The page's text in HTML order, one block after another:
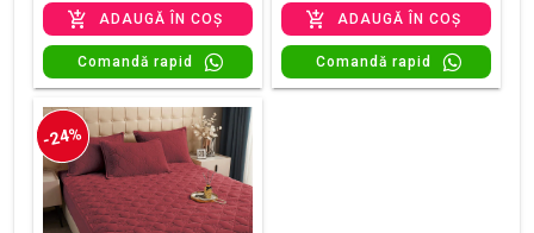
ADAUGĂ ÎN COȘ
Comandă rapid
ADAUGĂ ÎN COȘ
Comandă rapid
-24%